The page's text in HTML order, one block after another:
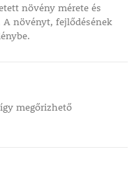
növény mérete és
A növényt, fejlődésének
megőrizhető